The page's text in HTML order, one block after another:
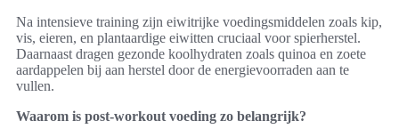
Na intensieve training zijn eiwitrijke voedingsmiddelen zoals kip,
vis, eieren, en plantaardige eiwitten cruciaal voor spierherstel.
Daarnaast dragen gezonde koolhydraten zoals quinoa en zoete
aardappelen bij aan herstel door de energievoorraden aan te
vullen.
Waarom is post-workout voeding zo belangrijk?